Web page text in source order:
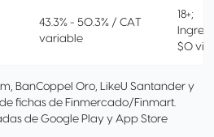
43.3% - 50.3% / CAT
variable
18+;
$0
BanCoppel Oro, LikeU Santander y
fichas de Finmercado/Finmart.
de Google Play y App Store